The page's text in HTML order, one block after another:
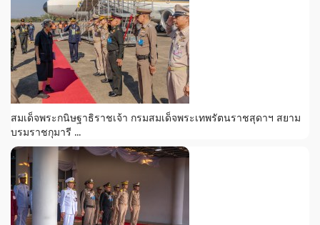
สมเด็จพระกนิษฐาธิราชเจ้า กรมสมเด็จพระเทพรัตนราชสุดาฯ สยาม
บรมราชกุมารี ...